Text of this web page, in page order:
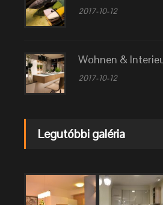
2017-10-12
Wohnen &
2017-10-12
Legutóbbi galéria